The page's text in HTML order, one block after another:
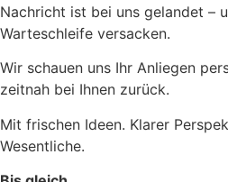
Nachricht ist bei uns gelandet –
Warteschleife versacken.
Wir schauen uns Ihr Anliegen
zeitnah bei Ihnen zurück.
Mit frischen Ideen. Klarer
Wesentliche.